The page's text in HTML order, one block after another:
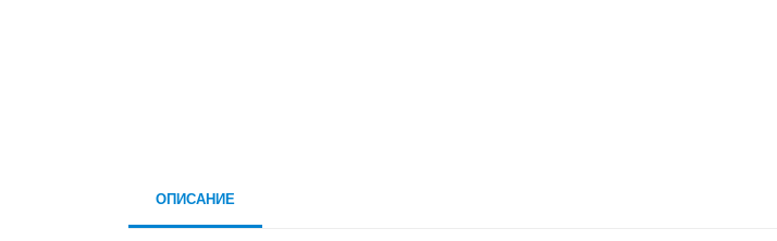
ОПИСАНИЕ